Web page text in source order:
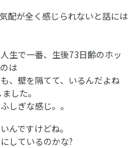
配が全く感じられないと話には
生で一番、生後73日齢のホッ
は
、壁を隔てて、いるんだよね
した。
しぎな感じ。。
んですけどね。
しているのかな?